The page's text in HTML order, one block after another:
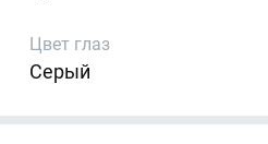
Цвет глаз
Серый